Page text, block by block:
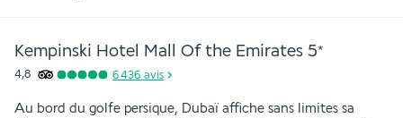
Kempinski Hotel Mall Of the Emirates 5*
4,8 6 436 avis
Au bord du golfe persique, Dubaï affiche sans limites sa